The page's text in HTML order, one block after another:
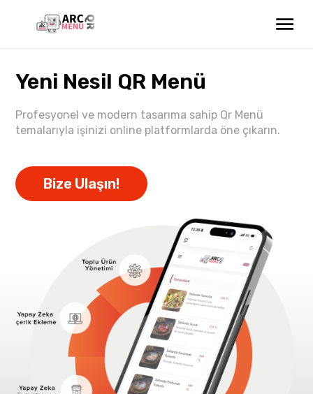
Yeni Nesil QR Menü
Profesyonel ve modern tasarıma sahip Qr Menü
temalarıyla işinizi online platformlarda öne çıkarın.
Bize Ulaşın!